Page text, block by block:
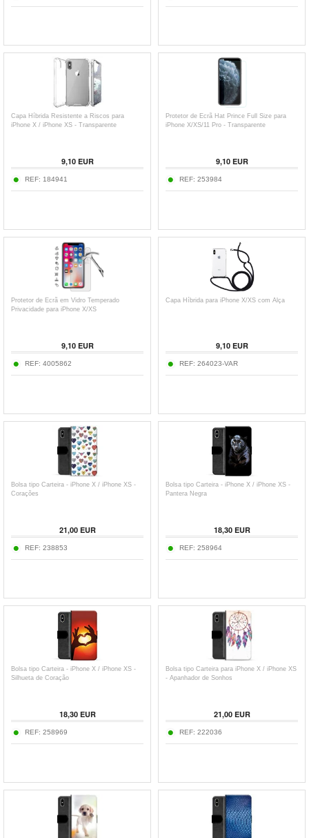
Capa Híbrida Resistente a Riscos para
iPhone X / iPhone XS - Transparente
9,10EUR
REF: 184941
Protetor de Ecrã Hat Prince Full Size para
iPhone X/XS/11 Pro - Transparente
9,10EUR
REF: 253984
Protetor de Ecrã em Vidro Temperado
Privacidade para iPhone X/XS
9,10EUR
REF: 4005862
Capa Híbrida para iPhone X/XS com Alça
9,10EUR
REF: 264023-VAR
Bolsa tipo Carteira - iPhone X / iPhone XS -
Corações
21,00EUR
REF: 238853
Bolsa tipo Carteira - iPhone X / iPhone XS -
Pantera Negra
18,30EUR
REF: 258964
Bolsa tipo Carteira - iPhone X / iPhone XS -
Silhueta de Coração
18,30EUR
REF: 258969
Bolsa tipo Carteira para iPhone X / iPhone XS
- Apanhador de Sonhos
21,00EUR
REF: 222036